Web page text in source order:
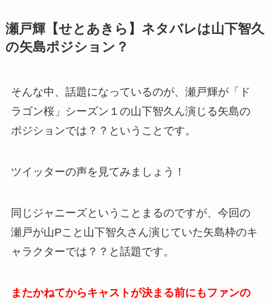
瀬戸輝【せとあきら】ネタバレは山下智久
の矢島ポジション？
そんな中、話題になっているのが、瀬戸輝が「ド
ラゴン桜」シーズン１の山下智久ん演じる矢島の
ポジションでは？？ということです。
ツイッターの声を見てみましょう！
同じジャニーズということまるのですが、今回の
瀬戸が山Pこと山下智久さん演じていた矢島枠のキ
ャラクターでは？？と話題です。
またかねてからキャストが決まる前にもファンの